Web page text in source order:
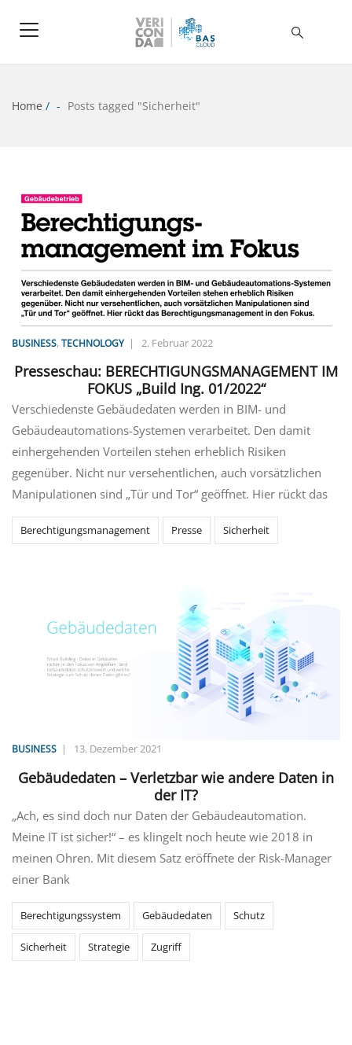
Home / Posts tagged "Sicherheit"
BUSINESS,TECHNOLOGY| 2. Februar 2022
Presseschau: BERECHTIGUNGSMANAGEMENT IM
FOKUS „Build Ing. 01/2022“
Verschiedenste Gebäudedaten werden in BIM- und
Gebäudeautomations-Systemen verarbeitet. Den damit
einhergehenden Vorteilen stehen erheblich Risiken
gegenüber. Nicht nur versehentlichen, auch vorsätzlichen
Manipulationen sind „Tür und Tor“ geöffnet. Hier rückt das
Berechtigungsmanagement Presse Sicherheit
BUSINESS | 13. Dezember 2021
Gebäudedaten – Verletzbar wie andere Daten in
der IT?
„Ach, es sind doch nur Daten der Gebäudeautomation.
Meine IT ist sicher!“ – es klingelt noch heute wie 2018 in
meinen Ohren. Mit diesem Satz eröffnete der Risk-Manager
einer Bank
Berechtigungssystem Gebäudedaten Schutz
Sicherheit Strategie Zugriff